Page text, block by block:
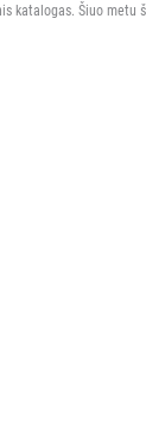
katalogas. Šiuo metu